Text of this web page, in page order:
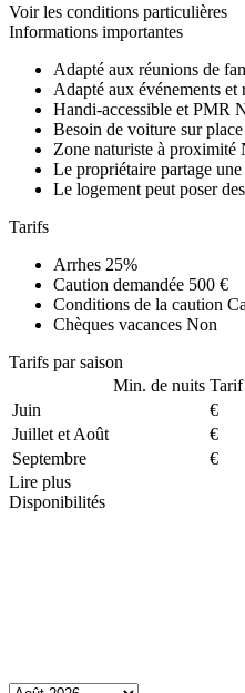
Voir les conditions particulières
Informations importantes
Adapté aux réunions de
Adapté aux événements et
Handi-accessible et PMR
Besoin de voiture sur place
Zone naturiste à proximité
Le propriétaire partage
Le logement peut poser
Tarifs
Arrhes 25%
Caution demandée 500 €
Conditions de la caution
Chèques vacances Non
Tarifs par saison
Min. de nuits
Juin
€
Juillet et Août
€
Septembre
€
Lire plus
Disponibilités